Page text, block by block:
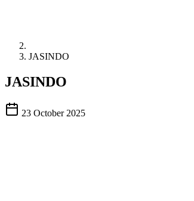
JASINDO
JASINDO
23 October 2025